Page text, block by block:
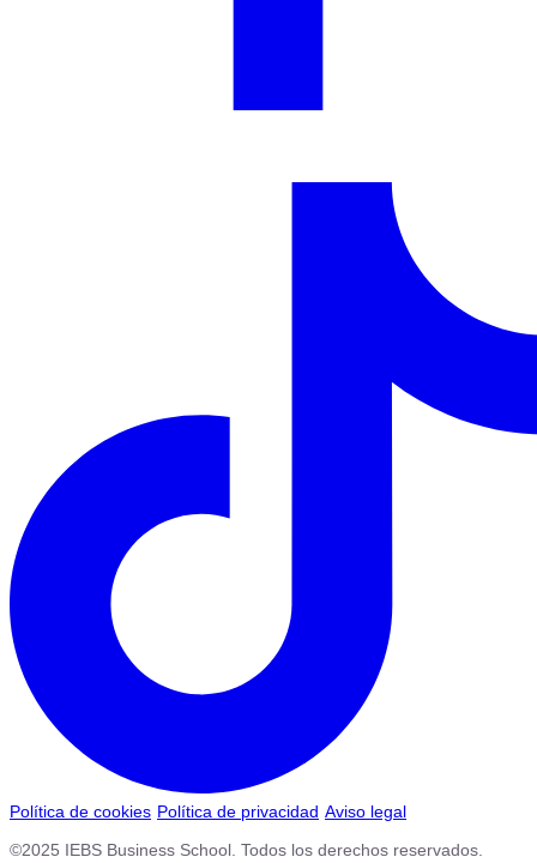
Política de cookies Política de privacidad Aviso legal
©2025 IEBS Business School. Todos los derechos reservados.